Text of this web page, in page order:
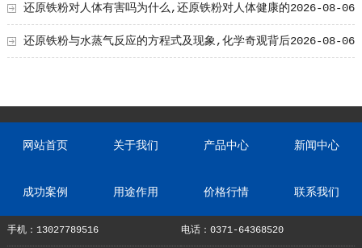
2026-08-06
还原铁粉对人体有害吗为什么,还原铁粉对人体健康的
影响及原因解析 2026-08-06
还原铁粉与水蒸气反应的方程式及现象,化学奇观背后
网站首页 关于我们 产品中心 新闻中心
成功案例 用途作用 价格行情 联系我们
手机：13027789516 电话：0371-64368520